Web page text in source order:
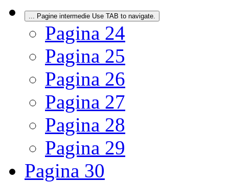
Pagine intermedie Use TAB to navigate.
Pagina 24
Pagina 25
Pagina 26
Pagina 27
Pagina 28
Pagina 29
Pagina 30